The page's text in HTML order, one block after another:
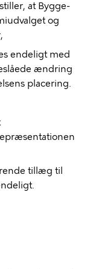
at Bygge-
og
endeligt med
ændring
placering.
tillæg til